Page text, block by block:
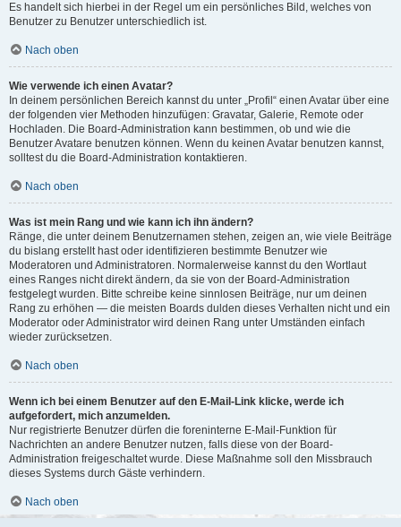
Es handelt sich hierbei in der Regel um ein persönliches Bild, welches von
Benutzer zu Benutzer unterschiedlich ist.
Nach oben
Wie verwende ich einen Avatar?
In deinem persönlichen Bereich kannst du unter „Profil“ einen Avatar über eine
der folgenden vier Methoden hinzufügen: Gravatar, Galerie, Remote oder
Hochladen. Die Board-Administration kann bestimmen, ob und wie die
Benutzer Avatare benutzen können. Wenn du keinen Avatar benutzen kannst,
solltest du die Board-Administration kontaktieren.
Nach oben
Was ist mein Rang und wie kann ich ihn ändern?
Ränge, die unter deinem Benutzernamen stehen, zeigen an, wie viele Beiträge
du bislang erstellt hast oder identifizieren bestimmte Benutzer wie
Moderatoren und Administratoren. Normalerweise kannst du den Wortlaut
eines Ranges nicht direkt ändern, da sie von der Board-Administration
festgelegt wurden. Bitte schreibe keine sinnlosen Beiträge, nur um deinen
Rang zu erhöhen — die meisten Boards dulden dieses Verhalten nicht und ein
Moderator oder Administrator wird deinen Rang unter Umständen einfach
wieder zurücksetzen.
Nach oben
Wenn ich bei einem Benutzer auf den E-Mail-Link klicke, werde ich
aufgefordert, mich anzumelden.
Nur registrierte Benutzer dürfen die foreninterne E-Mail-Funktion für
Nachrichten an andere Benutzer nutzen, falls diese von der Board-
Administration freigeschaltet wurde. Diese Maßnahme soll den Missbrauch
dieses Systems durch Gäste verhindern.
Nach oben